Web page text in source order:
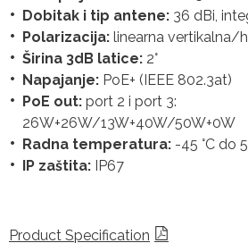
Dobitak i tip antene: 36 dBi,
Polarizacija: linearna vertikalna/
Širina 3dB latice: 2°
Napajanje: PoE+ (IEEE 802.3at)
PoE out: port 2 i port 3:
26W+26W/13W+40W/50W+0W
Radna temperatura: -45 °C do
IP zaštita: IP67
Product Specification